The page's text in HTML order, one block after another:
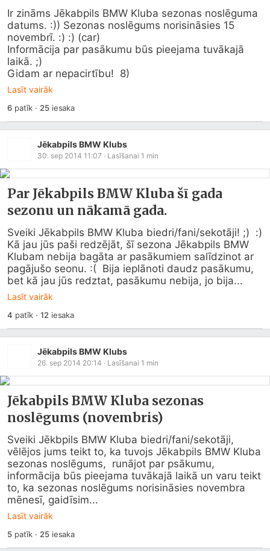
Ir zināms Jēkabpils BMW Kluba sezonas noslēguma
datums. :)) Sezonas noslēgums norisināsies 15
novembrī. :) :) (car)
Informācija par pasākumu būs pieejama tuvākajā
laikā. ;)
Gidam ar nepacirtību!  8)
Lasīt vairāk
6patīk · 25iesaka
Jēkabpils BMW Klubs
30. sep 2014 11:07 · Lasīšanai 1 min
Par Jēkabpils BMW Kluba šī gada
sezonu un nākamā gada.
Sveiki Jēkabpils BMW Kluba biedri/fani/sekotāji! ;)  :)
Kā jau jūs paši redzējāt, šī sezona Jēkabpils BMW
Klubam nebija bagāta ar pasākumiem salīdzinot ar
pagājušo seonu. :(  Bija ieplānoti daudz pasākumu,
bet kā jau jūs redztat, pasākumu nebija, jo bija...
Lasīt vairāk
4 patīk ·12 iesaka
Jēkabpils BMW Klubs
26. sep 2014 20:14 · Lasīšanai 1 min
Jēkabpils BMW Kluba sezonas
noslēgums (novembris)
Sveiki Jēkbpils BMW Kluba biedri/fani/sekotāji,
vēlējos jums teikt to, ka tuvojs Jēkabpils BMW Kluba
sezonas noslēgums,  runājot par psākumu,
informācija būs pieejama tuvākajā laikā un varu teikt
to, ka sezonas noslēgums norisināsies novembra
mēnesī, gaidīsim...
Lasīt vairāk
5patīk · 25iesaka